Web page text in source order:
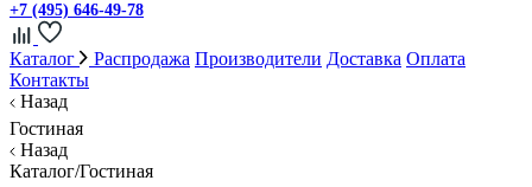
+7 (495) 646-49-78
Каталог Распродажа Производители Доставка Оплата
Контакты
Назад
Гостиная
Назад
Каталог/Гостиная